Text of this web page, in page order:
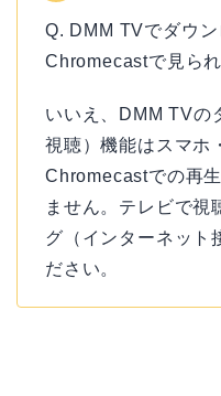
Q. DMM TVでダウ
Chromecastで見られ
いいえ、DMM TVの
視聴）機能はスマホ
Chromecastでの再
ません。テレビで視
グ（インターネット
ださい。